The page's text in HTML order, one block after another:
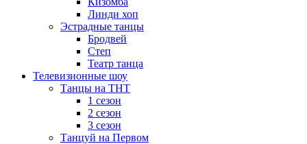
Линди хоп
Эстрадные танцы
Бродвей
Степ
Театр танца
Телевизионные шоу
Танцы на ТНТ
1 сезон
2 сезон
3 сезон
Танцуй на Первом